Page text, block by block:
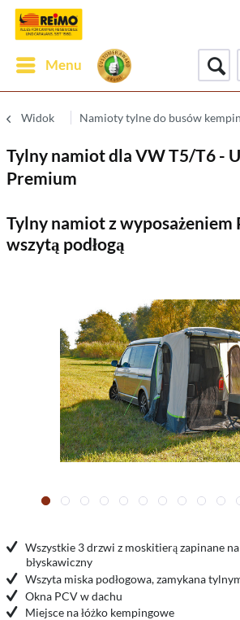
Menu
Widok Namioty tylne do busów
Tylny namiot dla VW T5/T6 -
Premium
Tylny namiot z wyposażeniem
wszytą podłogą
Wszystkie 3 drzwi z moskitierą zapinane
błyskawiczny
Wszyta miska podłogowa, zamykana
Okna PCV w dachu
Miejsce na łóżko kempingowe